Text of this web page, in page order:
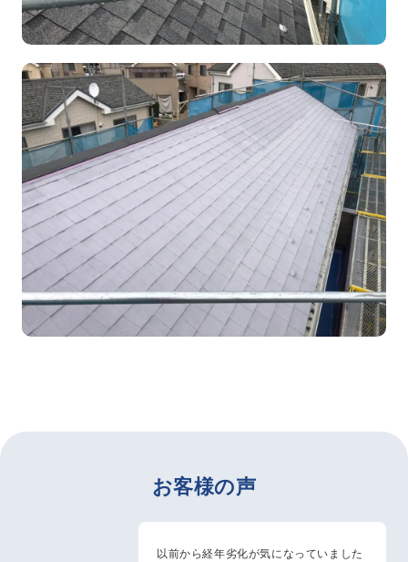
お客様の声
以前から経年劣化が気になっていました